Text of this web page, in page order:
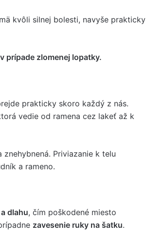
kvôli silnej bolesti, navyše prakticky
prípade zlomenej lopatky.
prakticky skoro každý z nás.
vedie od ramena cez lakeť až k
Priviazanie k telu
a rameno.
dlahu, čím poškodené miesto
zavesenie ruky na šatku.